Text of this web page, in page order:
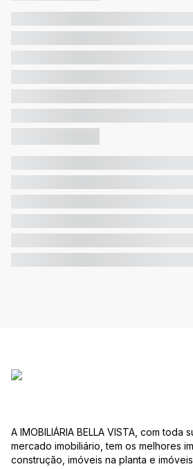
A IMOBILIÁRIA BELLA VISTA, com toda
mercado imobiliário, tem os melhores
construção, imóveis na planta e